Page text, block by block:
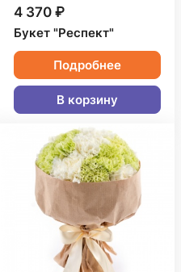
4 370 ₽
Букет "Респект"
Подробнее
В корзину